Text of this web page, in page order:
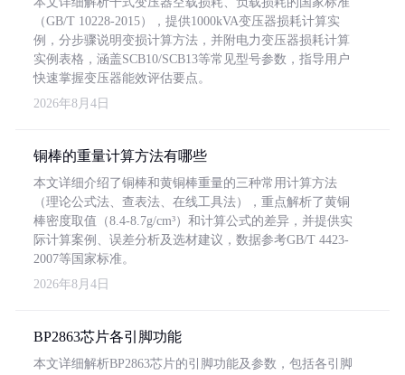
（GB/T 10228-2015），提供1000kVA变压器损耗计算实
例，分步骤说明变损计算方法，并附电力变压器损耗计算
实例表格，涵盖SCB10/SCB13等常见型号参数，指导用户
快速掌握变压器能效评估要点。
2026年8月4日
铜棒的重量计算方法有哪些
本文详细介绍了铜棒和黄铜棒重量的三种常用计算方法
（理论公式法、查表法、在线工具法），重点解析了黄铜
棒密度取值（8.4-8.7g/cm³）和计算公式的差异，并提供实
际计算案例、误差分析及选材建议，数据参考GB/T 4423-
2007等国家标准。
2026年8月4日
BP2863芯片各引脚功能
本文详细解析BP2863芯片的引脚功能及参数，包括各引脚